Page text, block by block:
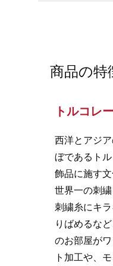
商品の特
トルコレ
西洋とアジ
ぼであるト
飾品に施す
世界一の刺
刺繍糸にキ
りばめるな
のお部屋が
ト加工や、